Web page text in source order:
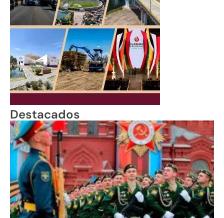
Destacados